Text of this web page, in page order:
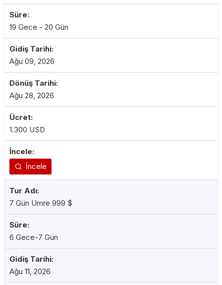
19 Gece - 20 Gün
Ağu 09, 2026
Ağu 28, 2026
1.300 USD
İncele
7 Gün Umre 999 $
6 Gece-7 Gün
Ağu 11, 2026